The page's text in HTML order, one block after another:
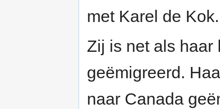
met Karel de Kok.
Zij is net als
geëmigreerd.
naar Canada